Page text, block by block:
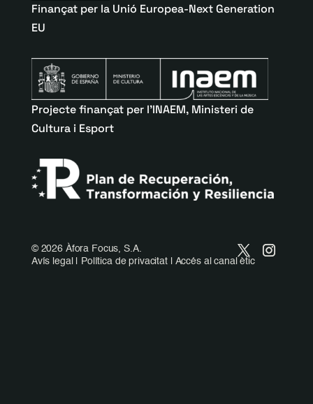
Finançat per la Unió Europea-Next Generation
EU
Projecte finançat per l’INAEM, Ministeri de
Cultura i Esport
© 2026 Àfora Focus, S.A.
Avís legal
Política de privacitat| Accés al canal ètic